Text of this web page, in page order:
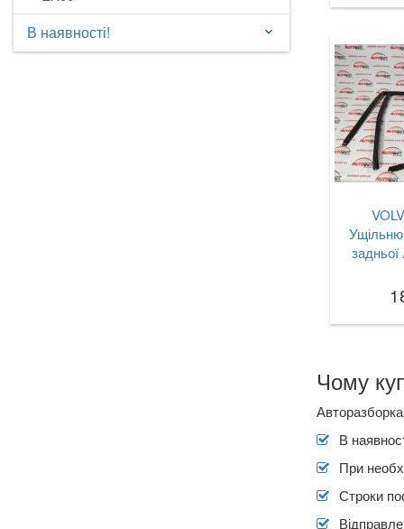
В наявності! keyboard_arrow_down
задньої
Чому
В
При
Строки